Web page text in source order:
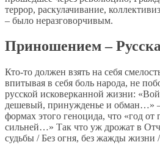
террор, раскулачивание,
– было неразговорчивым.
Приношением –
Кто-то должен взять на себя
впитывая в себя боль народа, не
русской исковерканной жизни:
дешевый, принужденье и обман…»
формах этого геноцида, что «год от
сильней…» Так что уж дрожат в
судьбы / Без огня, без жажды жизни